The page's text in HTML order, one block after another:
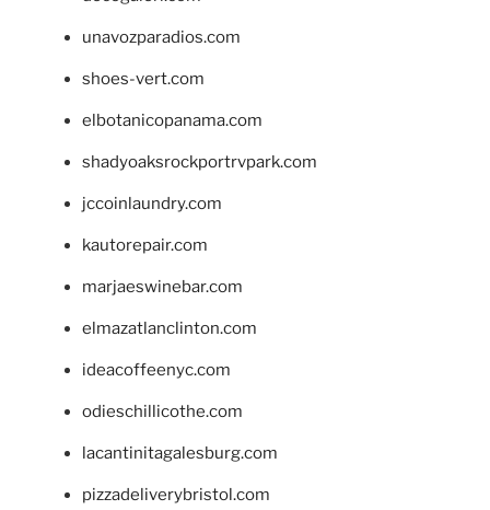
unavozparadios.com
shoes-vert.com
elbotanicopanama.com
shadyoaksrockportrvpark.com
jccoinlaundry.com
kautorepair.com
marjaeswinebar.com
elmazatlanclinton.com
ideacoffeenyc.com
odieschillicothe.com
lacantinitagalesburg.com
pizzadeliverybristol.com